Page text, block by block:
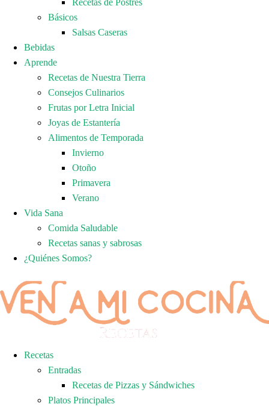
Recetas de Postres
Básicos
Salsas Caseras
Bebidas
Aprende
Recetas de Nuestra Tierra
Consejos Culinarios
Frutas por Letra Inicial
Joyas de Estantería
Alimentos de Temporada
Invierno
Otoño
Primavera
Verano
Vida Sana
Comida Saludable
Recetas sanas y sabrosas
¿Quiénes Somos?
Recetas
Entradas
Recetas de Pizzas y Sándwiches
Platos Principales